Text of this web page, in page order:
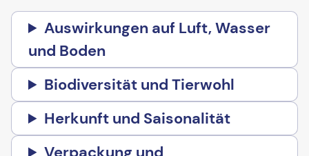
Auswirkungen auf Luft, Wasser
und Boden
Biodiversität und Tierwohl
Herkunft und Saisonalität